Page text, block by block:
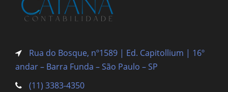
Rua do Bosque, nº1589 | Ed. Capitollium | 16º
andar – Barra Funda – São Paulo – SP
(11) 3383-4350